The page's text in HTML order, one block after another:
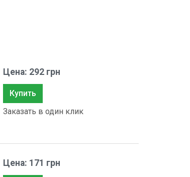
Цена: 292 грн
Купить
Заказать в один клик
Цена: 171 грн